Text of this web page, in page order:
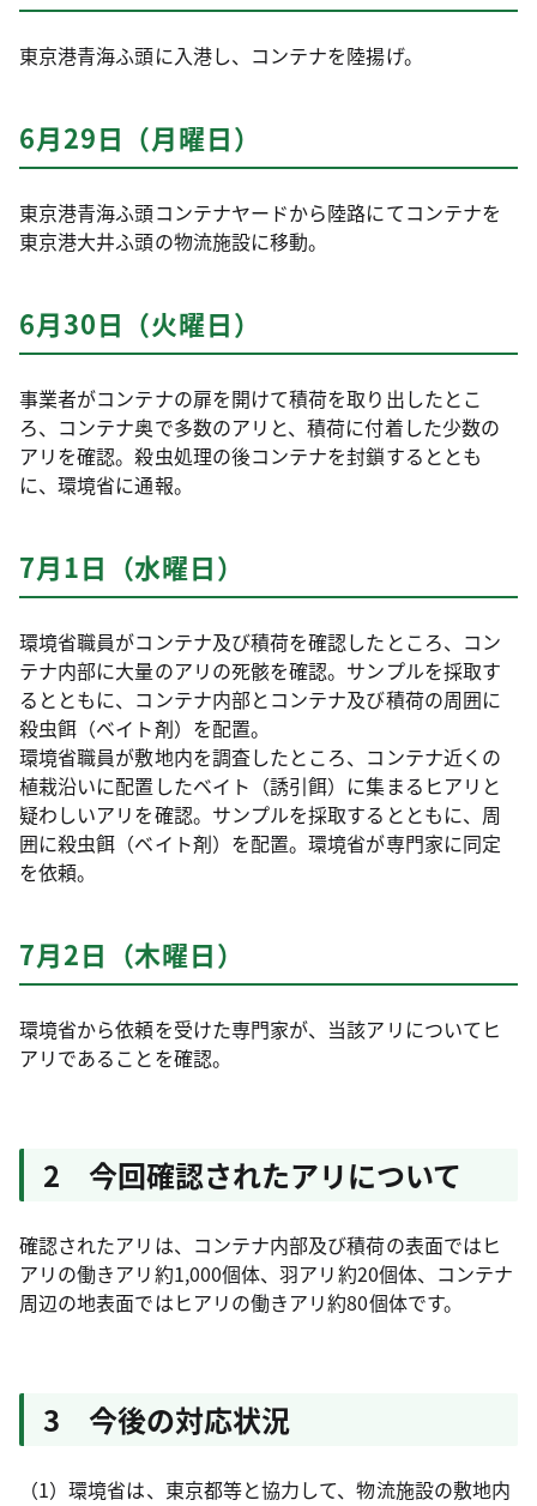
東京港青海ふ頭に入港し、コンテナを陸揚げ。
6月29日（月曜日）
東京港青海ふ頭コンテナヤードから陸路にてコンテナを
東京港大井ふ頭の物流施設に移動。
6月30日（火曜日）
事業者がコンテナの扉を開けて積荷を取り出したとこ
ろ、コンテナ奥で多数のアリと、積荷に付着した少数の
アリを確認。殺虫処理の後コンテナを封鎖するととも
に、環境省に通報。
7月1日（水曜日）
環境省職員がコンテナ及び積荷を確認したところ、コン
テナ内部に大量のアリの死骸を確認。サンプルを採取す
るとともに、コンテナ内部とコンテナ及び積荷の周囲に
殺虫餌（ベイト剤）を配置。
環境省職員が敷地内を調査したところ、コンテナ近くの
植栽沿いに配置したベイト（誘引餌）に集まるヒアリと
疑わしいアリを確認。サンプルを採取するとともに、周
囲に殺虫餌（ベイト剤）を配置。環境省が専門家に同定
を依頼。
7月2日（木曜日）
環境省から依頼を受けた専門家が、当該アリについてヒ
アリであることを確認。
2 今回確認されたアリについて
確認されたアリは、コンテナ内部及び積荷の表面ではヒ
アリの働きアリ約1,000個体、羽アリ約20個体、コンテナ
周辺の地表面ではヒアリの働きアリ約80個体です。
3 今後の対応状況
（1）環境省は、東京都等と協力して、物流施設の敷地内